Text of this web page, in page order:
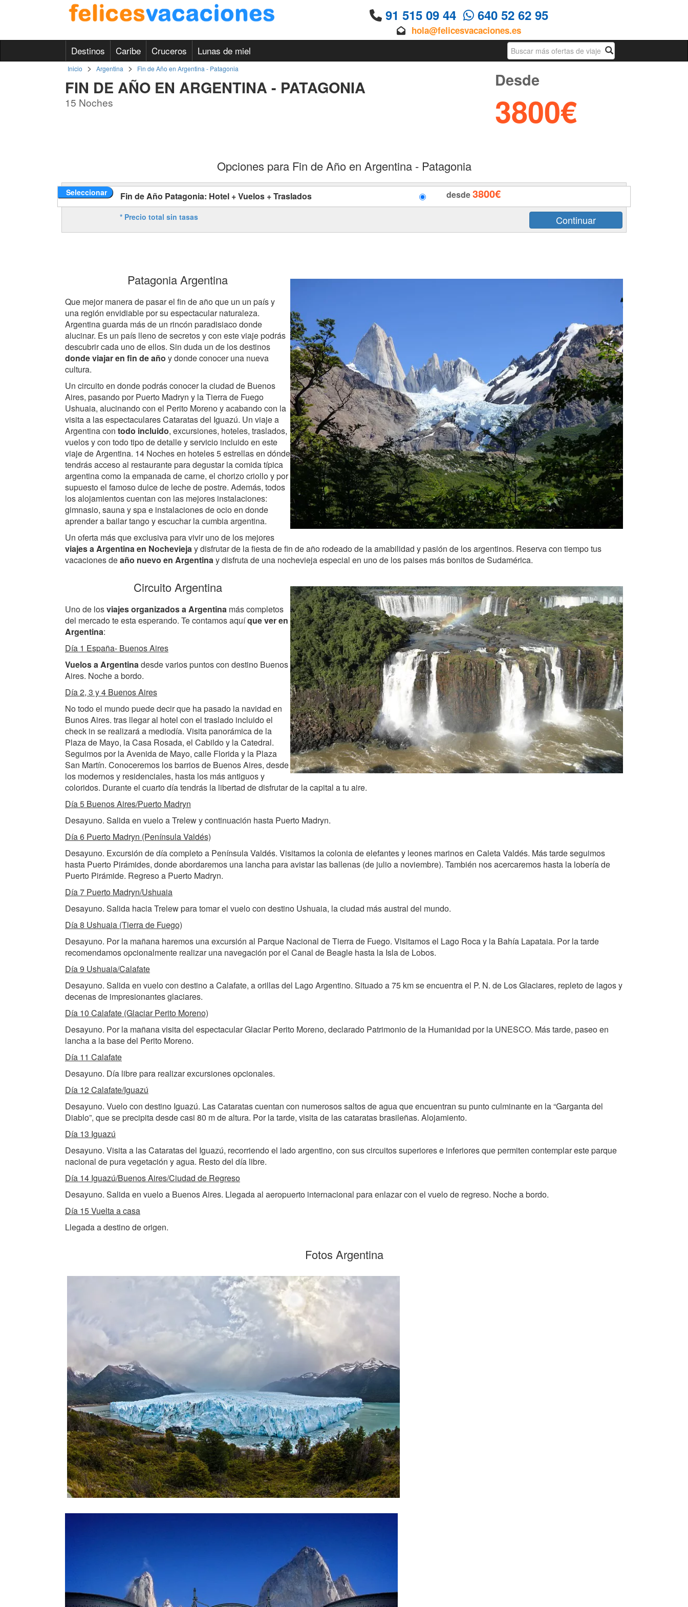
91 515 09 44 640 52 62 95
hola@felicesvacaciones.es
Destinos Caribe Cruceros Lunas de miel Busqueda
Inicio > Argentina > Fin de Año en Argentina - Patagonia
FIN DE AÑO EN ARGENTINA - PATAGONIA
15 Noches
Desde
3800€
Opciones para Fin de Año en Argentina - Patagonia
Seleccionar Fin de Año Patagonia: Hotel + Vuelos + Traslados desde3800€
* Precio total sin tasas
Patagonia Argentina
Que mejor manera de pasar el fin de año que un un país y
una región envidiable por su espectacular naturaleza.
Argentina guarda más de un rincón paradisiaco donde
alucinar. Es un país lleno de secretos y con este viaje podrás
descubrir cada uno de ellos. Sin duda un de los destinos
donde viajar en fin de año y donde conocer una nueva
cultura.
Un circuito en donde podrás conocer la ciudad de Buenos
Aires, pasando por Puerto Madryn y la Tierra de Fuego
Ushuaia, alucinando con el Perito Moreno y acabando con la
visita a las espectaculares Cataratas del Iguazú. Un viaje a
Argentina con todo incluido, excursiones, hoteles, traslados,
vuelos y con todo tipo de detalle y servicio incluido en este
viaje de Argentina. 14 Noches en hoteles 5 estrellas en dónde
tendrás acceso al restaurante para degustar la comida típica
argentina como la empanada de carne, el chorizo criollo y por
supuesto el famoso dulce de leche de postre. Además, todos
los alojamientos cuentan con las mejores instalaciones:
gimnasio, sauna y spa e instalaciones de ocio en donde
aprender a bailar tango y escuchar la cumbia argentina.
Un oferta más que exclusiva para vivir uno de los mejores
viajes a Argentina en Nocheviejay disfrutar de la fiesta de fin de año rodeado de la amabilidad y pasión de los argentinos. Reserva con tiempo tus
vacaciones deaño nuevo en Argentinay disfruta de una nochevieja especial en uno de los paises más bonitos de Sudamérica.
Circuito Argentina
Uno de losviajes organizados a Argentina más completos
del mercado te esta esperando. Te contamos aquíque ver en
Argentina:
Día 1 España- Buenos Aires
Vuelos a Argentinadesde varios puntos con destino Buenos
Aires. Noche a bordo.
Día 2, 3 y 4 Buenos Aires
No todo el mundo puede decir que ha pasado la navidad en
Bunos Aires. tras llegar al hotel con el traslado incluido el
check in se realizará a mediodía. Visita panorámica de la
Plaza de Mayo, la Casa Rosada, el Cabildo y la Catedral.
Seguimos por la Avenida de Mayo, calle Florida y la Plaza
San Martín. Conoceremos los barrios de Buenos Aires, desde
los modernos y residenciales, hasta los más antiguos y
coloridos. Durante el cuarto día tendrás la libertad de disfrutar de la capital a tu aire.
Día 5 Buenos Aires/Puerto Madryn
Desayuno. Salida en vuelo a Trelew y continuación hasta Puerto Madryn.
Día 6 Puerto Madryn (Península Valdés)
Desayuno. Excursión de día completo a Península Valdés. Visitamos la colonia de elefantes y leones marinos en Caleta Valdés. Más tarde seguimos
hasta Puerto Pirámides, donde abordaremos una lancha para avistar las ballenas (de julio a noviembre). También nos acercaremos hasta la lobería de
Puerto Pirámide. Regreso a Puerto Madryn.
Día 7 Puerto Madryn/Ushuaia
Desayuno. Salida hacia Trelew para tomar el vuelo con destino Ushuaia, la ciudad más austral del mundo.
Día 8 Ushuaia (Tierra de Fuego)
Desayuno. Por la mañana haremos una excursión al Parque Nacional de Tierra de Fuego. Visitamos el Lago Roca y la Bahía Lapataia. Por la tarde
recomendamos opcionalmente realizar una navegación por el Canal de Beagle hasta la Isla de Lobos.
Día 9 Ushuaia/Calafate
Desayuno. Salida en vuelo con destino a Calafate, a orillas del Lago Argentino. Situado a 75 km se encuentra el P. N. de Los Glaciares, repleto de lagos y
decenas de impresionantes glaciares.
Día 10 Calafate (Glaciar Perito Moreno)
Desayuno. Por la mañana visita del espectacular Glaciar Perito Moreno, declarado Patrimonio de la Humanidad por la UNESCO. Más tarde, paseo en
lancha a la base del Perito Moreno.
Día 11 Calafate
Desayuno. Día libre para realizar excursiones opcionales.
Día 12 Calafate/Iguazú
Desayuno. Vuelo con destino Iguazú. Las Cataratas cuentan con numerosos saltos de agua que encuentran su punto culminante en la “Garganta del
Diablo”, que se precipita desde casi 80 m de altura. Por la tarde, visita de las cataratas brasileñas. Alojamiento.
Día 13 Iguazú
Desayuno. Visita a las Cataratas del Iguazú, recorriendo el lado argentino, con sus circuitos superiores e inferiores que permiten contemplar este parque
nacional de pura vegetación y agua. Resto del día libre.
Día 14 Iguazú/Buenos Aires/Ciudad de Regreso
Desayuno. Salida en vuelo a Buenos Aires. Llegada al aeropuerto internacional para enlazar con el vuelo de regreso. Noche a bordo.
Día 15 Vuelta a casa
Llegada a destino de origen.
Fotos Argentina